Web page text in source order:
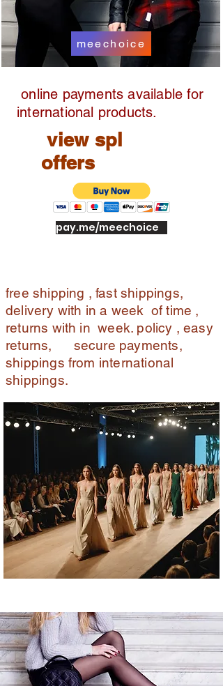
ry
op
meechoice
online payments available for
international products.
view spl
offers
pay.me/meechoice
free shipping , fast shippings,
delivery with in a week of time ,
returns with in week. policy , easy
returns, secure payments,
shippings from international
shippings.